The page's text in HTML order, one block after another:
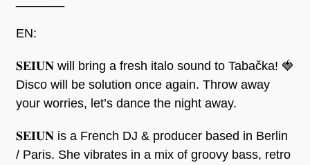
EN:
𝐒𝐄𝐈𝐔𝐍 will bring a fresh italo sound to Tabačka! 🍓
Disco will be solution once again. Throw away
your worries, let’s dance the night away.
𝐒𝐄𝐈𝐔𝐍 is a French DJ & producer based in Berlin
/ Paris. She vibrates in a mix of groovy bass, retro